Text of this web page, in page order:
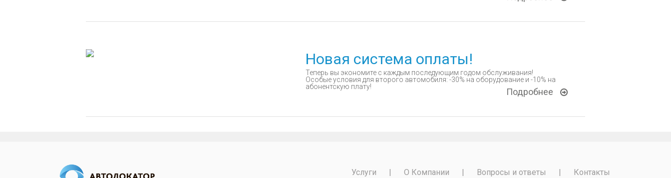
Новая система оплаты!
Теперь вы экономите с каждым последующим годом обслуживания!
Особые условия для второго автомобиля: -30% на оборудование и -10% на
абонентскую плату!
Подробнее
Услуги О Компании Вопросы и ответы Контакты